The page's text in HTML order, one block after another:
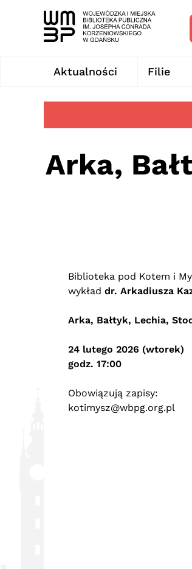
Aktualności Filie
Arka,
Biblioteka pod Kotem i
wykład dr. Arkadiusza
Arka, Bałtyk, Lechia,
24 lutego 2026 (wtorek)
godz. 17:00
Obowiązują zapisy:
kotimysz@wbpg.org.pl